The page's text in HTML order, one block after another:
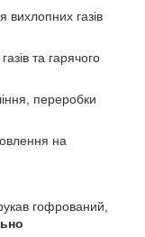
вихлопних газів
та гарячого
переробки
на
гофрований,